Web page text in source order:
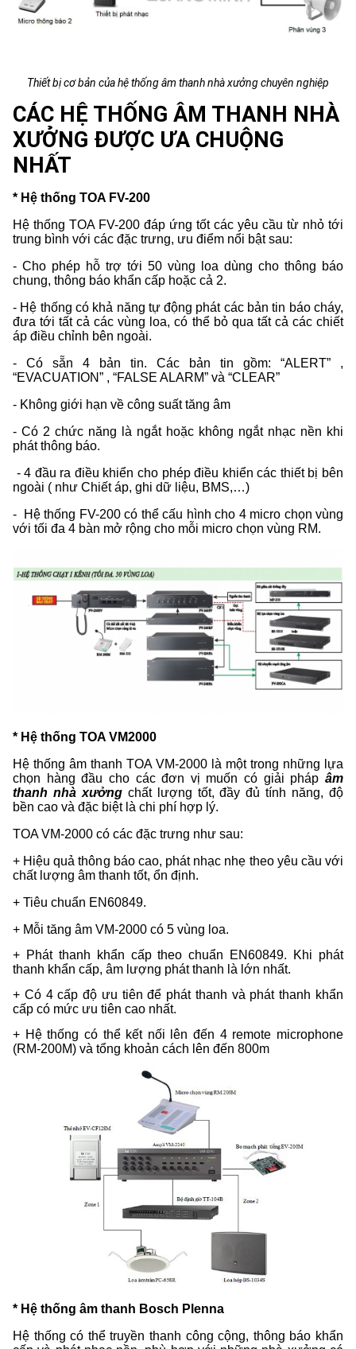
Thiết bị cơ bản của hệ thống âm thanh nhà xưởng chuyên nghiệp
CÁC HỆ THỐNG ÂM THANH NHÀ
XƯỞNG ĐƯỢC ƯA CHUỘNG
NHẤT
* Hệ thống TOA FV-200
Hệ thống TOA FV-200 đáp ứng tốt các yêu cầu từ nhỏ tới
trung bình với các đặc trưng, ưu điểm nổi bật sau:
- Cho phép hỗ trợ tới 50 vùng loa dùng cho thông báo
chung, thông báo khẩn cấp hoặc cả 2.
- Hệ thống có khả năng tự động phát các bản tin báo cháy,
đưa tới tất cả các vùng loa, có thể bỏ qua tất cả các chiết
áp điều chỉnh bên ngoài.
- Có sẵn 4 bản tin. Các bản tin gồm:
“ALERT” ,
“EVACUATION” , “FALSE ALARM” và “CLEAR”
- Không giới hạn về công suất tăng âm
- Có 2 chức năng là ngắt hoặc không ngắt nhạc nền khi
phát thông báo.
- 4 đầu ra điều khiển cho phép điều khiển các thiết bị bên
ngoài ( như Chiết áp, ghi dữ liệu, BMS,…)
- Hệ thống FV-200 có thể cấu hình cho 4 micro chọn vùng
với tối đa 4 bàn mở rộng cho mỗi micro chọn vùng RM.
* Hệ thống TOA VM2000
Hệ thống âm thanh TOA VM-2000 là một trong những lựa
chọn hàng đầu cho các đơn vị muốn có giải pháp âm
thanh nhà xưởngchất lượng tốt, đầy đủ tính năng, độ
bền cao và đặc biệt là chi phí hợp lý.
TOA VM-2000 có các đặc trưng như sau:
+ Hiệu quả thông báo cao, phát nhạc nhẹ theo yêu cầu với
chất lượng âm thanh tốt, ổn định.
+ Tiêu chuẩn EN60849.
+ Mỗi tăng âm VM-2000 có 5 vùng loa.
+ Phát thanh khẩn cấp theo chuẩn EN60849. Khi phát
thanh khẩn cấp, âm lượng phát thanh là lớn nhất.
+ Có 4 cấp độ ưu tiên để phát thanh và phát thanh khẩn
cấp có mức ưu tiên cao nhất.
+ Hệ thống có thể kết nối lên đến 4 remote microphone
(RM-200M) và tổng khoản cách lên đến 800m
* Hệ thống âm thanh Bosch Plenna
Hệ thống có thể truyền thanh công cộng, thông báo khẩn